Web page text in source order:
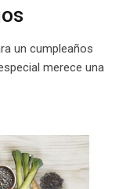
un cumpleaños
merece una